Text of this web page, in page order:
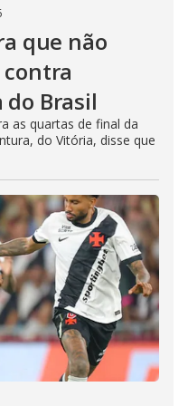
que não
contra
do Brasil
as quartas de final da
do Vitória, disse que